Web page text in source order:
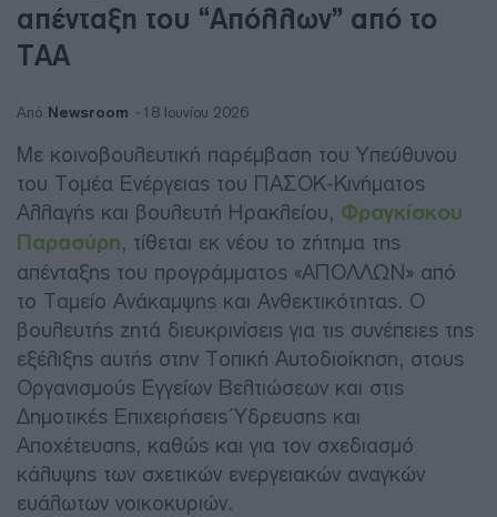
απένταξη του “Απόλλων” από το
ΤΑΑ
Από Newsroom 18 Ιουνίου 2026
Με κοινοβουλευτική παρέμβαση του Υπεύθυνου
του Τομέα Ενέργειας του ΠΑΣΟΚ-Κινήματος
Αλλαγής και βουλευτή Ηρακλείου, Φραγκίσκου
Παρασύρη, τίθεται εκ νέου το ζήτημα της
απένταξης του προγράμματος «ΑΠΟΛΛΩΝ» από
το Ταμείο Ανάκαμψης και Ανθεκτικότητας. Ο
βουλευτής ζητά διευκρινίσεις για τις συνέπειες της
εξέλιξης αυτής στην Τοπική Αυτοδιοίκηση, στους
Οργανισμούς Εγγείων Βελτιώσεων και στις
Δημοτικές Επιχειρήσεις Ύδρευσης και
Αποχέτευσης, καθώς και για τον σχεδιασμό
κάλυψης των σχετικών ενεργειακών αναγκών
ευάλωτων νοικοκυριών.